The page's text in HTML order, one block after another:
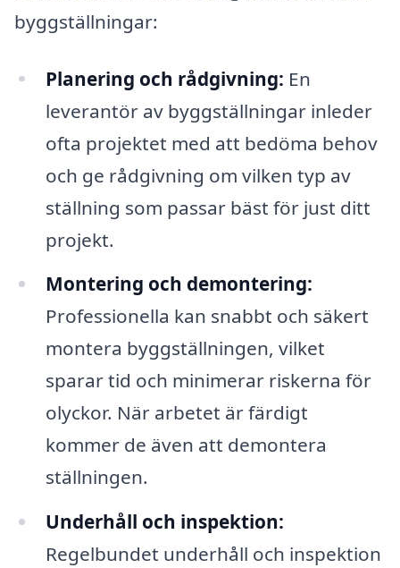
byggställningar:
Planering och rådgivning: En
leverantör av byggställningar inleder
ofta projektet med att bedöma behov
och ge rådgivning om vilken typ av
ställning som passar bäst för just ditt
projekt.
Montering och demontering:
Professionella kan snabbt och säkert
montera byggställningen, vilket
sparar tid och minimerar riskerna för
olyckor. När arbetet är färdigt
kommer de även att demontera
ställningen.
Underhåll och inspektion:
Regelbundet underhåll och inspektion